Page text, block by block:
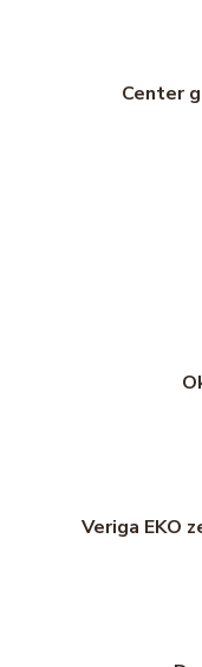
Center
Veriga EKO